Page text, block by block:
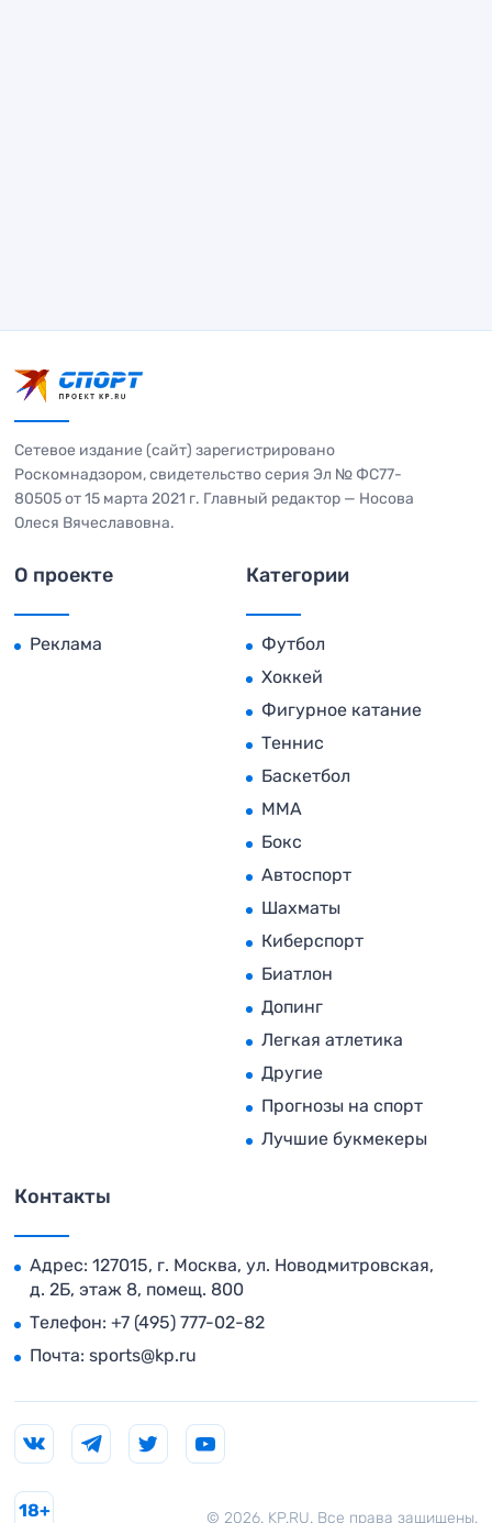
Сетевое издание (сайт) зарегистрировано
Роскомнадзором, свидетельство серия Эл № ФС77-
80505 от 15 марта 2021 г. Главный редактор — Носова
Олеся Вячеславовна.
О проекте
Реклама
Категории
Футбол
Хоккей
Фигурное катание
Теннис
Баскетбол
MMA
Бокс
Автоспорт
Шахматы
Киберспорт
Биатлон
Допинг
Легкая атлетика
Другие
Прогнозы на спорт
Лучшие букмекеры
Контакты
Адрес: 127015, г. Москва, ул. Новодмитровская,
д. 2Б, этаж 8, помещ. 800
Телефон: +7 (495) 777-02-82
Почта: sports@kp.ru
© 2026. KP.RU. Все права защищены.
18+